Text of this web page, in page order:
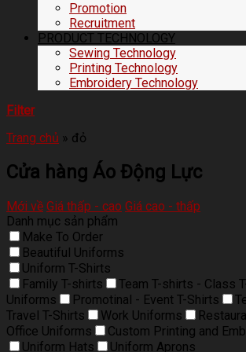
Promotion
Recruitment
PRODUCT TECHNOLOGY
Sewing Technology
Printing Technology
Embroidery Technology
Filter
Trang chủ » đỏ
Cửa hàng Áo Động Lực
Mới về Giá thấp - cao Giá cao - thấp
Danh mục sản phẩm
Make To Order
Beautiful Uniforms
Uniform T-Shirts
Family T-shirts
Team T-shirts - Class
Uniforms
Promotinal - Event T-Shirts
Travel T-Shirts
Work Uniforms
Office Uniforms
Custom Printing and
Uniform Hats
Uniform Aprons